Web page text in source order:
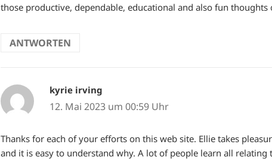
those productive, dependable, educational and also fun thoughts
ANTWORTEN
kyrie irving
12. Mai 2023 um 00:59 Uhr
Thanks for each of your efforts on this web site. Ellie takes
and it is easy to understand why. A lot of people learn all relating